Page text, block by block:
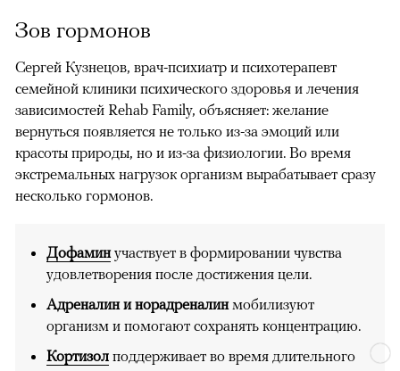
Зов гормонов
Сергей Кузнецов, врач-психиатр и психотерапевт
семейной клиники психического здоровья и лечения
зависимостей Rehab Family, объясняет: желание
вернуться появляется не только из-за эмоций или
красоты природы, но и из-за физиологии. Во время
экстремальных нагрузок организм вырабатывает сразу
несколько гормонов.
Дофаминучаствует в формировании чувства
удовлетворения после достижения цели.
Адреналин и норадреналинмобилизуют
организм и помогают сохранять концентрацию.
Кортизол поддерживает во время длительного